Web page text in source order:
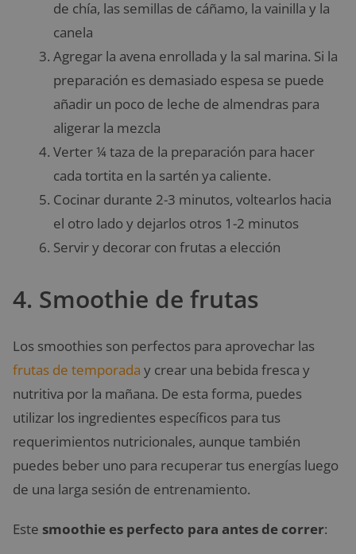
de chía, las semillas de cáñamo, la vainilla y la
canela
Agregar la avena enrollada y la sal marina. Si la
preparación es demasiado espesa se puede
añadir un poco de leche de almendras para
aligerar la mezcla
Verter ¼ taza de la preparación para hacer
cada tortita en la sartén ya caliente.
Cocinar durante 2-3 minutos, voltearlos hacia
el otro lado y dejarlos otros 1-2 minutos
Servir y decorar con frutas a elección
4. Smoothie de frutas
Los smoothies son perfectos para aprovechar las
frutas de temporada y crear una bebida fresca y
nutritiva por la mañana. De esta forma, puedes
utilizar los ingredientes específicos para tus
requerimientos nutricionales, aunque también
puedes beber uno para recuperar tus energías luego
de una larga sesión de entrenamiento.
Este smoothie es perfecto para antes de correr: